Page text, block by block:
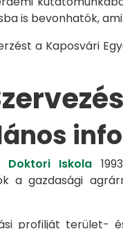
is bevonhatók,
a Kaposvári
Doktori Iskola
a gazdasági
profilját terület-